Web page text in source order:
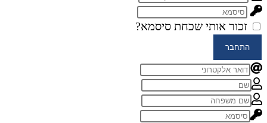
זכור אותי שכחת סיסמא?
התחבר